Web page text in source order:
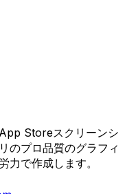
Storeスクリーンシ
のプロ品質のグラフィ
力で作成します。